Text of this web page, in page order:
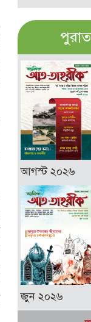
আগস্ট ২০২৬
জুন ২০২৬